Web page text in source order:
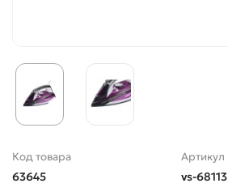
Код товара
63645
Артикул
vs-68113